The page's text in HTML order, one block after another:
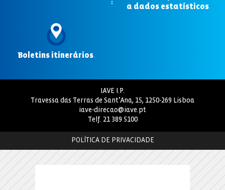
a dados estatísticos
Boletins itinerários.
IAVE I.P.
Travessa das Terras de Sant’Ana, 15, 1250-269 Lisboa
iave-direcao@iave.pt
Telf. 21 389 5100
POLÍTICA DE PRIVACIDADE